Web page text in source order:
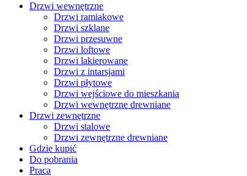
Drzwi wewnętrzne
Drzwi ramiakowe
Drzwi szklane
Drzwi przesuwne
Drzwi loftowe
Drzwi lakierowane
Drzwi z intarsjami
Drzwi płytowe
Drzwi wejściowe do mieszkania
Drzwi wewnętrzne drewniane
Drzwi zewnętrzne
Drzwi stalowe
Drzwi zewnętrzne drewniane
Gdzie kupić
Do pobrania
Praca